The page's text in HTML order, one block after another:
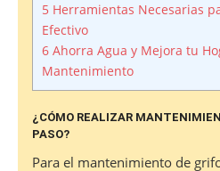
5 Herramientas Necesarias
Efectivo
6 Ahorra Agua y Mejora tu
Mantenimiento
¿CÓMO REALIZAR
PASO?
Para el mantenimiento de